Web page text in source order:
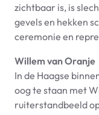
zichtbaar is, is
gevels en hekken
ceremonie en
Willem van Oranje
In de Haagse
oog te staan met
ruiterstandbeeld